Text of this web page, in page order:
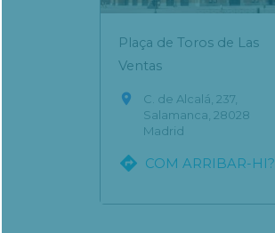
Plaça de Toros de Las
Ventas

C. de Alcalá, 237,
Salamanca, 28028
Madrid
 COM ARRIBAR-HI?